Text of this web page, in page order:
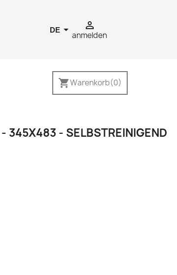
DE  
anmelden
shopping_cartWarenkorb(0)
345X483 - SELBSTREINIGEND